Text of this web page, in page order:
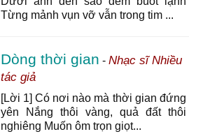
Từng mảnh vụn vỡ vẫn trong tim ...
Dòng thời gian - Nhạc sĩ Nhiều
tác giả
[Lời 1] Có nơi nào mà thời gian đứng
yên Nắng thôi vàng, quả đất thôi
nghiêng Muốn ôm trọn giọt...